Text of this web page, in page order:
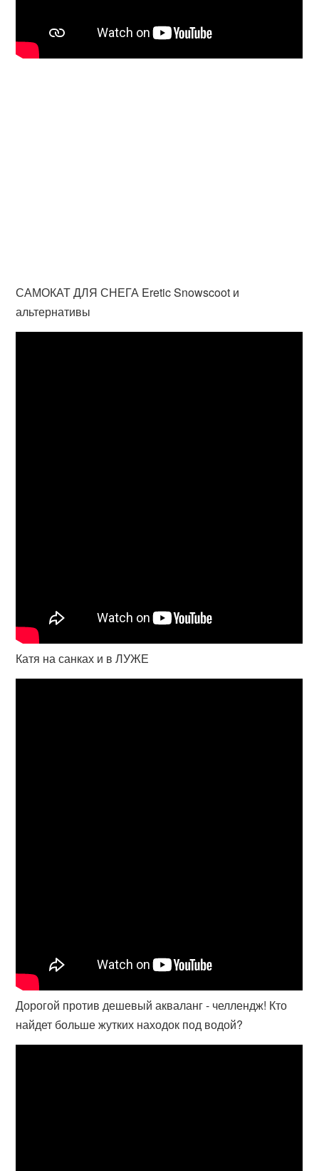
САМОКАТ ДЛЯ СНЕГА Eretic Snowscoot и
альтернативы
Катя на санках и в ЛУЖЕ
Дорогой против дешевый акваланг - челлендж! Кто
найдет больше жутких находок под водой?